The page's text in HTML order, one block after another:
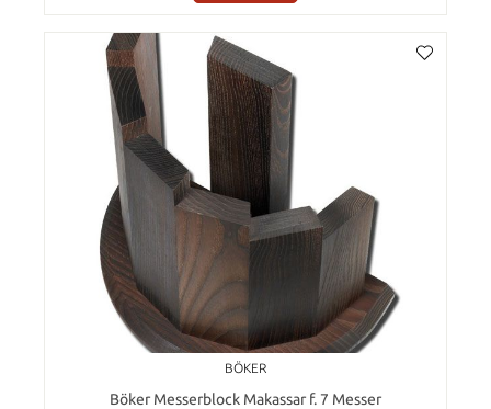
BÖKER
Böker Messerblock Makassar f. 7 Messer